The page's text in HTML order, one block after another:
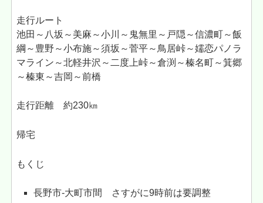
走行ルート
池田～八坂～美麻～小川～鬼無里～戸隠～信濃町～飯
綱～豊野～小布施～須坂～菅平～鳥居峠～嬬恋パノラ
マライン～北軽井沢～二度上峠～倉渕～榛名町～箕郷
～榛東～吉岡～前橋
走行距離 約230㎞
帰宅
もくじ
長野市-大町市間 さすがに9時前は要調整